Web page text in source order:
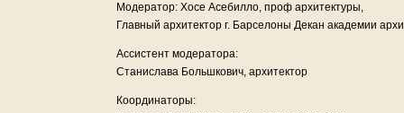
Модератор: Хосе Асебилло, проф архитектуры,
Главный архитектор г. Барселоны Декан академии
Ассистент модератора:
Станислава Большкович, архитектор
Координаторы: